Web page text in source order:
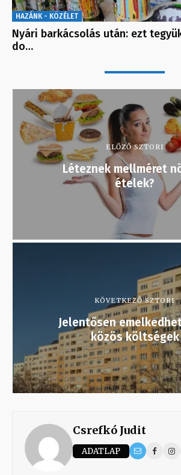
HAZÁNK - KÖZÉLET
Nyári barkácsolás után: ezt
do…
ELŐZŐ SZTORI
Léteznek mellméret
ételek?
KÖVETKEZŐ SZTORI
Jelentősen
közös költségek
Csrefkó Judit
ADATLAP